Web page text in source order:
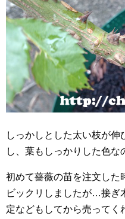
しっかしとした太い枝が
し、葉もしっかりした色な
初めて薔薇の苗を注文した
ビックリしましたが…接ぎ
定などもしてから売ってく